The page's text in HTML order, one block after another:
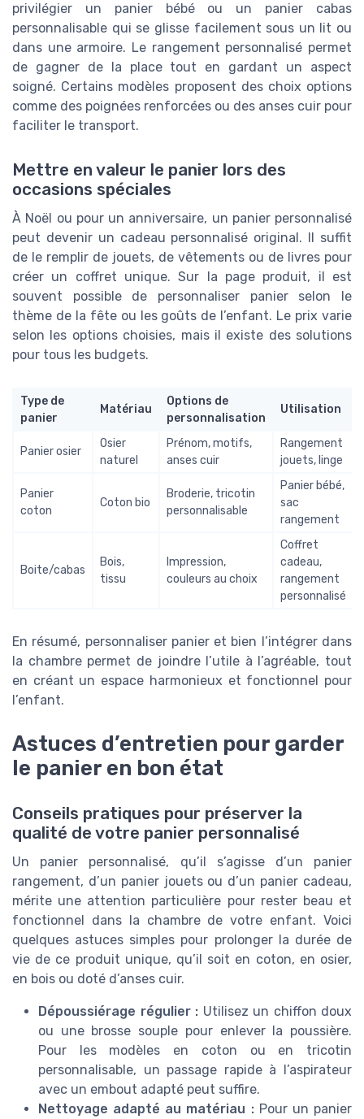
privilégier un panier bébé ou un panier cabas
personnalisable qui se glisse facilement sous un lit ou
dans une armoire. Le rangement personnalisé permet
de gagner de la place tout en gardant un aspect
soigné. Certains modèles proposent des choix options
comme des poignées renforcées ou des anses cuir pour
faciliter le transport.
Mettre en valeur le panier lors des
occasions spéciales
À Noël ou pour un anniversaire, un panier personnalisé
peut devenir un cadeau personnalisé original. Il suffit
de le remplir de jouets, de vêtements ou de livres pour
créer un coffret unique. Sur la page produit, il est
souvent possible de personnaliser panier selon le
thème de la fête ou les goûts de l’enfant. Le prix varie
selon les options choisies, mais il existe des solutions
pour tous les budgets.
Type de
panier
Matériau
Options de
personnalisation
Utilisation
Panier osier
Osier
naturel
Prénom, motifs,
anses cuir
Rangement
jouets, linge
Panier
coton
Coton bio
Broderie, tricotin
personnalisable
Panier bébé,
sac
rangement
Boite/cabas
Bois,
tissu
Impression,
couleurs au choix
Coffret
cadeau,
rangement
personnalisé
En résumé, personnaliser panier et bien l’intégrer dans
la chambre permet de joindre l’utile à l’agréable, tout
en créant un espace harmonieux et fonctionnel pour
l’enfant.
Astuces d’entretien pour garder
le panier en bon état
Conseils pratiques pour préserver la
qualité de votre panier personnalisé
Un panier personnalisé, qu’il s’agisse d’un panier
rangement, d’un panier jouets ou d’un panier cadeau,
mérite une attention particulière pour rester beau et
fonctionnel dans la chambre de votre enfant. Voici
quelques astuces simples pour prolonger la durée de
vie de ce produit unique, qu’il soit en coton, en osier,
en bois ou doté d’anses cuir.
Dépoussiérage régulier : Utilisez un chiffon doux
ou une brosse souple pour enlever la poussière.
Pour les modèles en coton ou en tricotin
personnalisable, un passage rapide à l’aspirateur
avec un embout adapté peut suffire.
Nettoyage adapté au matériau :Pour un panier